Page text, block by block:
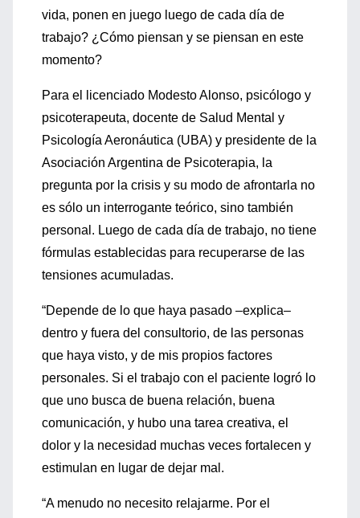
vida, ponen en juego luego de cada día de
trabajo? ¿Cómo piensan y se piensan en este
momento?
Para el licenciado Modesto Alonso, psicólogo y
psicoterapeuta, docente de Salud Mental y
Psicología Aeronáutica (UBA) y presidente de la
Asociación Argentina de Psicoterapia, la
pregunta por la crisis y su modo de afrontarla no
es sólo un interrogante teórico, sino también
personal. Luego de cada día de trabajo, no tiene
fórmulas establecidas para recuperarse de las
tensiones acumuladas.
“Depende de lo que haya pasado –explica–
dentro y fuera del consultorio, de las personas
que haya visto, y de mis propios factores
personales. Si el trabajo con el paciente logró lo
que uno busca de buena relación, buena
comunicación, y hubo una tarea creativa, el
dolor y la necesidad muchas veces fortalecen y
estimulan en lugar de dejar mal.
“A menudo no necesito relajarme. Por el